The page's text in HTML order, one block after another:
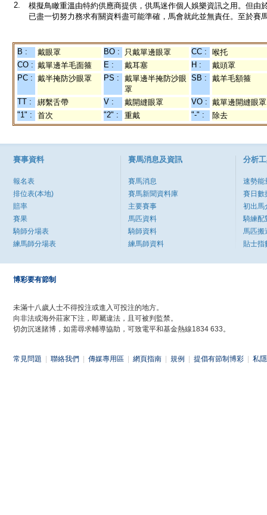
2.
模擬鳥瞰重溫由特約供應商提供，供馬迷作個人娛樂資訊之用。但
已盡一切努力務求有關資料盡可能準確，馬會就此並無責任。至於賽
B : 戴眼罩 BO : 只戴單邊眼罩 CC :
喉托
CO : 戴單邊羊毛面箍 E : 戴耳塞 H :
戴頭罩
PC : 戴半掩防沙眼罩 PS :
戴單邊半掩防沙眼
罩
SB : 戴羊毛額箍
TT : 綁繫舌帶 V : 戴開縫眼罩 VO : 戴單邊開縫眼罩
"1" :
首次 "2" : 重戴 "-" : 除去
賽事資料
報名表
排位表(本地)
賠率
賽果
騎師分場表
練馬師分場表
賽馬消息及資訊
賽馬消息
賽馬新聞資料庫
主要賽事
馬匹資料
騎師資料
練馬師資料
分析
速勢能
賽日數
初出馬
騎練配
馬匹搬
貼士指
博彩要有節制
未滿十八歲人士不得投注或進入可投注的地方。
向非法或海外莊家下注，即屬違法，且可被判監禁。
切勿沉迷賭博，如需尋求輔導協助，可致電平和基金熱線1834 633。
常見問題 聯絡我們 傳媒專用區 網頁指南 規例 提倡有節制博彩 私